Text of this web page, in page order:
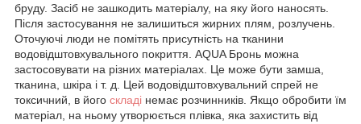
бруду. Засіб не зашкодить матеріалу, на яку його наносять.
Після застосування не залишиться жирних плям, розлучень.
Оточуючі люди не помітять присутність на тканини
водовідштовхувального покриття. AQUA Бронь можна
застосовувати на різних матеріалах. Це може бути замша,
тканина, шкіра і т. д. Цей водовідштовхувальний спрей не
токсичний, в його складі немає розчинників. Якщо обробити їм
матеріал, на ньому утворюється плівка, яка захистить від